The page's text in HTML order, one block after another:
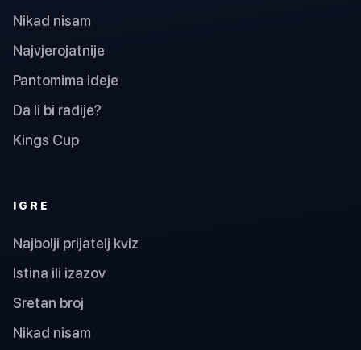
Nikad nisam
Najvjerojatnije
Pantomima ideje
Da li bi radije?
Kings Cup
IGRE
Najbolji prijatelj kviz
Istina ili izazov
Sretan broj
Nikad nisam